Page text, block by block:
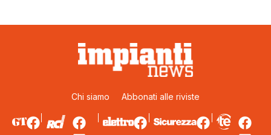
Chi siamo Abbonati alle riviste